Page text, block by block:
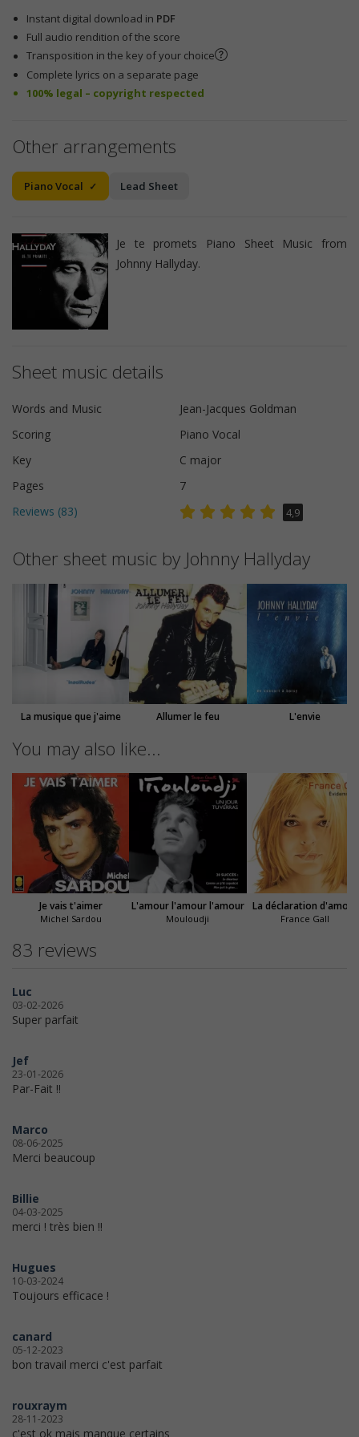
Instant digital download in PDF
Full audio rendition of the score
Transposition in the key of your choice
Complete lyrics on a separate page
100% legal – copyright respected
Other arrangements
Piano Vocal Lead Sheet
Je te promets Piano Sheet Music from
Johnny Hallyday.
Sheet music details
Words and Music
Jean-Jacques Goldman
Scoring
Piano Vocal
Key
C major
Pages
7
Reviews (83) 4,9
Other sheet music by Johnny Hallyday
La musique que j'aime Allumer le feu L'envie
You may also like...
Je vais t'aimer
Michel Sardou
L'amour l'amour l'amour
Mouloudji
La déclaration d'amour
France Gall
83 reviews
Luc
03-02-2026
Super parfait
Jef
23-01-2026
Par-Fait !!
Marco
08-06-2025
Merci beaucoup
Billie
04-03-2025
merci ! très bien !!
Hugues
10-03-2024
Toujours efficace !
canard
05-12-2023
bon travail merci c'est parfait
rouxraym
28-11-2023
c'est ok mais manque certains